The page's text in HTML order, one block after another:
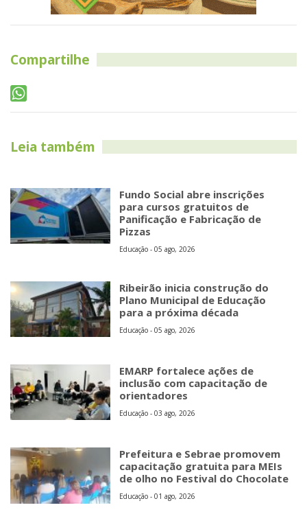
Compartilhe
Leia também
Fundo Social abre inscrições
para cursos gratuitos de
Panificação e Fabricação de
Pizzas
Educação - 05 ago, 2026
Ribeirão inicia construção do
Plano Municipal de Educação
para a próxima década
Educação - 05 ago, 2026
EMARP fortalece ações de
inclusão com capacitação de
orientadores
Educação - 03 ago, 2026
Prefeitura e Sebrae promovem
capacitação gratuita para MEIs
de olho no Festival do Chocolate
Educação - 01 ago, 2026